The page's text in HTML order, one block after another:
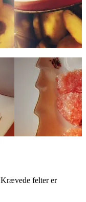
Krævede felter er